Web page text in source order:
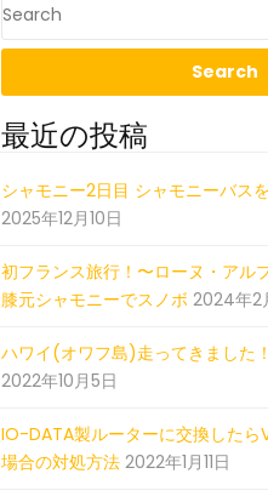
最近の投稿
シャモニー2日目 シャモニーバス
2025年12月10日
初フランス旅行！〜ローヌ・アル
膝元シャモニーでスノボ 2024年2
ハワイ(オワフ島)走ってきまし
2022年10月5日
IO-DATA製ルーターに交換したら
場合の対処方法 2022年1月11日